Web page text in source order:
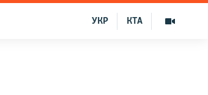
КТА
УКР